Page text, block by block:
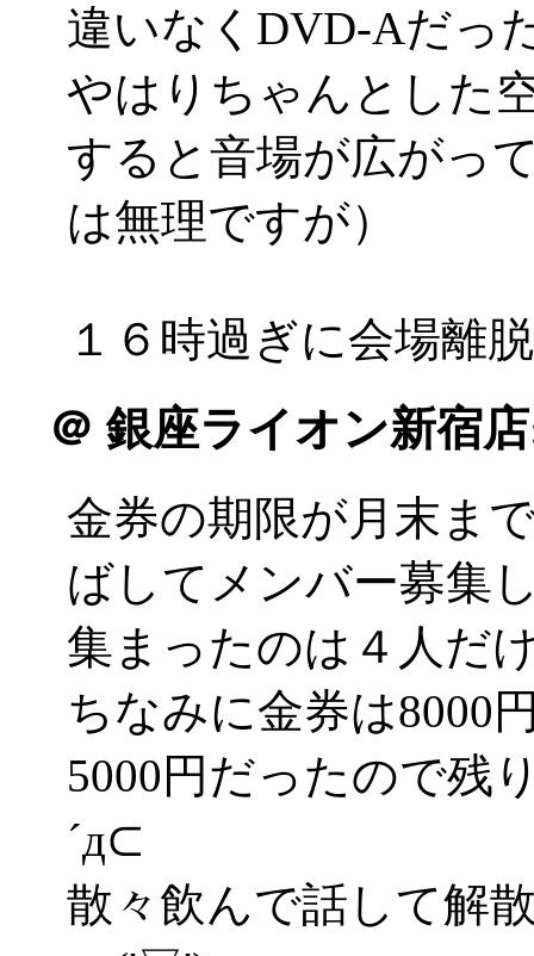
違いなくDVD-Aだっ
やはりちゃんとした
すると音場が広がっ
は無理ですが）
１６時過ぎに会場離
＠ 銀座ライオン新宿
金券の期限が月末ま
ばしてメンバー募集
集まったのは４人だ
ちなみに金券は8000
5000円だったので残
´д⊂
散々飲んで話して解